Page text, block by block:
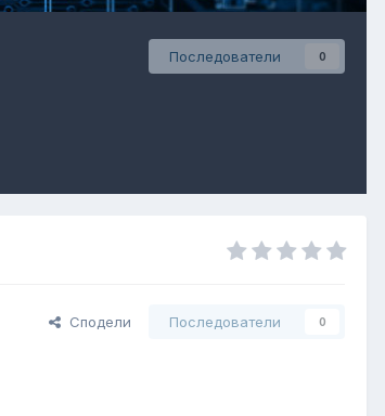
Последователи 0
Сподели Последователи 0